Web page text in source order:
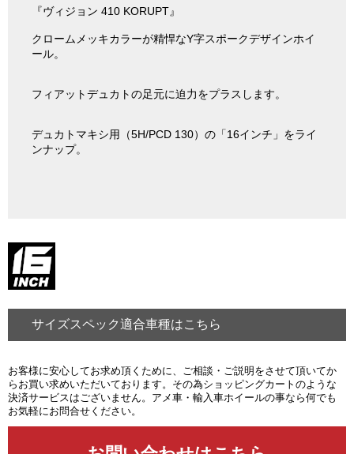
『ヴィジョン 410 KORUPT』
クロームメッキカラーが精悍なY字スポークデザインホイ
ール。
フィアットデュカトの足元に迫力をプラスします。
デュカトマキシ用（5H/PCD 130）の「16インチ」をライ
ンナップ。
サイズスペック適合車種はこちら
お客様に安心してお求め頂くために、ご相談・ご説明をさせて頂いてか
らお買い求めいただいております。その為ショッピングカートのような
決済サービスはございません。アメ車・輸入車ホイールの事なら何でも
お気軽にお問合せください。